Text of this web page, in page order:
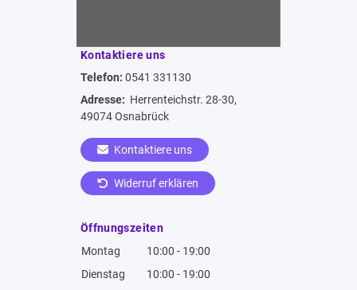
Kontaktiere uns
Telefon: 0541 331130
Adresse: Herrenteichstr. 28-30,
49074 Osnabrück
Kontaktiere uns
Widerruf erklären
Öffnungszeiten
Montag
10:00 - 19:00
Dienstag
10:00 - 19:00